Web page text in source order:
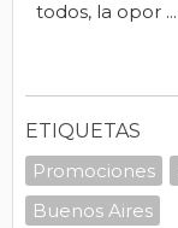
todos, la opor ...
ETIQUETAS
Promociones
Buenos Aires